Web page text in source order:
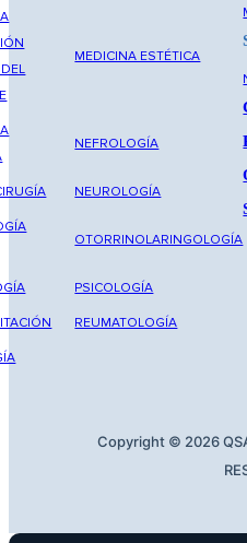
MEDICINA ESTÉTICA
NEFROLOGÍA
NEUROLOGÍA
OTORRINOLARINGOLOGÍA
PSICOLOGÍA
REUMATOLOGÍA
Copyright © 2026